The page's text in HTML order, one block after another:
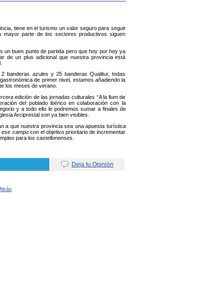
tiene en el turismo un valor seguro para seguir
parte de los sectores productivos siguen
un buen punto de partida pero que hoy por hoy ya
de un plus adicional que nuestra provincia está
banderas azules y 25 banderas Qualitur, todas
de primer nivel, estamos añadiendo la
los meses de verano.
edición de las jornadas culturales “A la llum de
del poblado ibérico en colaboración con la
y a todo ello le podremos sumar a finales de
Arciprestal son ya bien visibles.
a que nuestra provincia sea una apuesta turística
campo con el objetivo prioritario de incrementar
para los castellonenses.
Deja tu Opinión